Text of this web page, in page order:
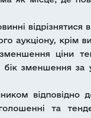
відрізнятися
аукціону, крім
ціни
зменшення за
відповідно
та